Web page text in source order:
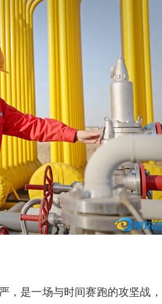
，是一场与时间赛跑的攻坚战